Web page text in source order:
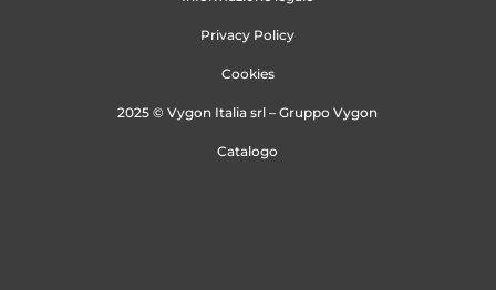
Privacy Policy
Cookies
2025 © Vygon Italia srl – Gruppo Vygon
Catalogo